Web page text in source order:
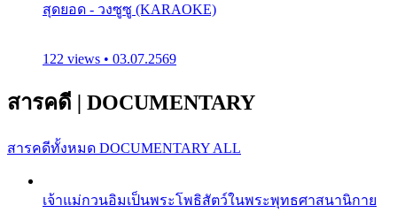
สุดยอด - วงซูซู (KARAOKE)
122 views • 03.07.2569
สารคดี | DOCUMENTARY
สารคดีทั้งหมด DOCUMENTARY ALL
เจ้าแม่กวนอิมเป็นพระโพธิสัตว์ในพระพุทธศาสนานิกาย